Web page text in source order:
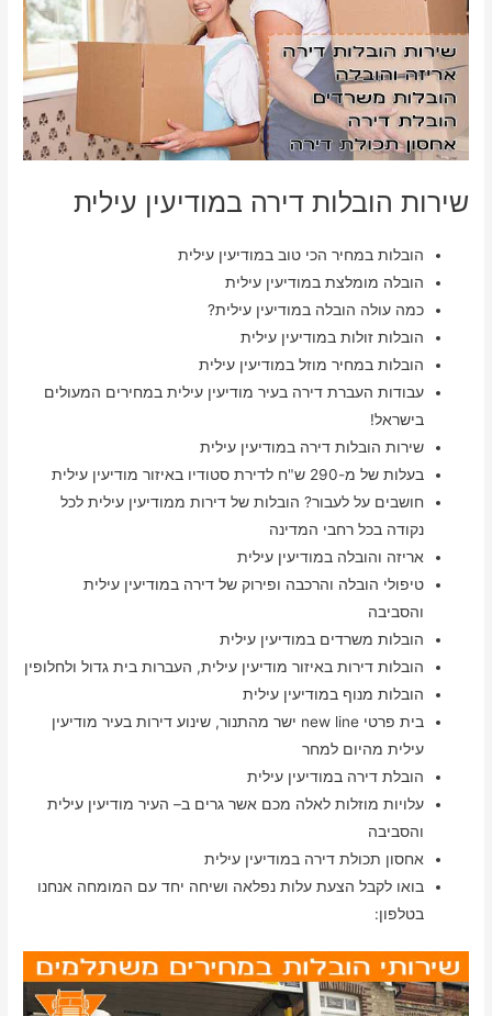
שירות הובלות דירה במודיעין עילית
הובלות במחיר הכי טוב במודיעין עילית
הובלה מומלצת במודיעין עילית
כמה עולה הובלה במודיעין עילית?
הובלות זולות במודיעין עילית
הובלות במחיר מוזל במודיעין עילית
עבודות העברת דירה בעיר מודיעין עילית במחירים המעולים
בישראל!
שירות הובלות דירה במודיעין עילית
בעלות של מ-290 ש"ח לדירת סטודיו באיזור מודיעין עילית
חושבים על לעבור? הובלות של דירות ממודיעין עילית לכל
נקודה בכל רחבי המדינה
אריזה והובלה במודיעין עילית
טיפולי הובלה והרכבה ופירוק של דירה במודיעין עילית
והסביבה
הובלות משרדים במודיעין עילית
הובלות דירות באיזור מודיעין עילית, העברות בית גדול ולחלופין
הובלות מנוף במודיעין עילית
בית פרטי new line ישר מהתנור, שינוע דירות בעיר מודיעין
עילית מהיום למחר
הובלת דירה במודיעין עילית
עלויות מוזלות לאלה מכם אשר גרים ב– העיר מודיעין עילית
והסביבה
אחסון תכולת דירה במודיעין עילית
בואו לקבל הצעת עלות נפלאה ושיחה יחד עם המומחה אנחנו
בטלפון: